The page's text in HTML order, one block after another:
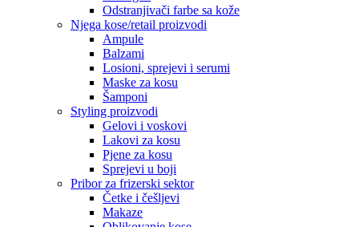
Odstranjivači farbe sa kože
Njega kose/retail proizvodi
Ampule
Balzami
Losioni, sprejevi i serumi
Maske za kosu
Šamponi
Styling proizvodi
Gelovi i voskovi
Lakovi za kosu
Pjene za kosu
Sprejevi u boji
Pribor za frizerski sektor
Četke i češljevi
Makaze